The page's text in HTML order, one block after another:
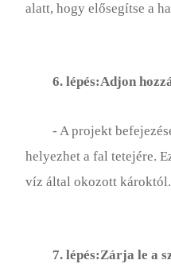
alatt, hogy elősegítse a
6. lépés:Adjon
- A projekt
helyezhet a fal tetejére.
víz által okozott károktól.
7. lépés:Zárja le a